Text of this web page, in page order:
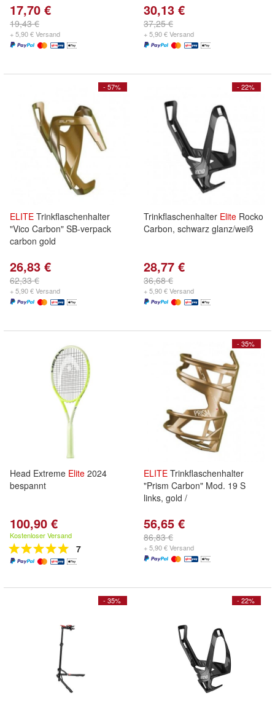
17,70 €
19,43 €
+ 5,90 € Versand
30,13 €
37,25 €
+ 5,90 € Versand
- 57%
ELITE Trinkflaschenhalter
"Vico Carbon" SB-verpack
carbon gold
26,83 €
62,33 €
+ 5,90 € Versand
- 22%
Trinkflaschenhalter Elite Rocko
Carbon, schwarz glanz/weiß
28,77 €
36,68 €
+ 5,90 € Versand
Head Extreme Elite 2024
bespannt
100,90 €
Kostenloser Versand
7
- 35%
ELITE Trinkflaschenhalter
"Prism Carbon" Mod. 19 S
links, gold /
56,65 €
86,83 €
+ 5,90 € Versand
- 35% - 22%